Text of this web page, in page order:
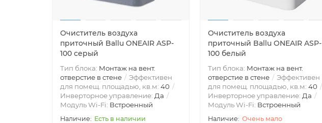
Очиститель воздуха
приточный Ballu ONEAIR ASP-
100 серый
Тип блока: Монтаж на вент.
отверстие в стене
Эффективен
для помещ. площадью, кв.м: 40
Инверторное управление: Да
Модуль Wi-Fi: Встроенный
Есть в наличии
Очиститель воздуха
приточный Ballu ONEAIR ASP-
100 белый
Тип блока: Монтаж на вент.
отверстие в стене
Эффективен
для помещ. площадью, кв.м: 40
Инверторное управление: Да
Модуль Wi-Fi: Встроенный
Очень мало